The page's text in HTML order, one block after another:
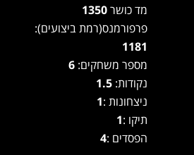
מד כושר
פרפורמנס(רמת ביצועים):
1181
מספר משחקים:
נקודות: 1.5
ניצחונות :1
תיקו :1
הפסדים :4